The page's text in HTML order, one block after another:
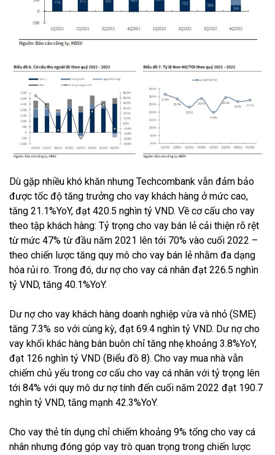
Dù gặp nhiều khó khăn nhưng Techcombank vẫn đảm bảo
được tốc độ tăng trưởng cho vay khách hàng ở mức cao,
tăng 21.1%YoY, đạt 420.5 nghìn tỷ VND. Về cơ cấu cho vay
theo tập khách hàng: Tỷ trọng cho vay bán lẻ cải thiện rõ rệt
từ mức 47% từ đầu năm 2021 lên tới 70% vào cuối 2022 –
theo chiến lược tăng quy mô cho vay bán lẻ nhằm đa dạng
hóa rủi ro. Trong đó, dư nợ cho vay cá nhân đạt 226.5 nghìn
tỷ VND, tăng 40.1%YoY.
Dư nợ cho vay khách hàng doanh nghiệp vừa và nhỏ (SME)
tăng 7.3% so với cùng kỳ, đạt 69.4 nghìn tỷ VND. Dư nợ cho
vay khối khác hàng bán buôn chỉ tăng nhẹ khoảng 3.8%YoY,
đạt 126 nghìn tỷ VND (Biểu đồ 8). Cho vay mua nhà vẫn
chiếm chủ yếu trong cơ cấu cho vay cá nhân với tỷ trọng lên
tới 84% với quy mô dư nợ tính đến cuối năm 2022 đạt 190.7
nghìn tỷ VND, tăng mạnh 42.3%YoY.
Cho vay thẻ tín dụng chỉ chiếm khoảng 9% tổng cho vay cá
nhân nhưng đóng góp vay trò quan trọng trong chiến lược